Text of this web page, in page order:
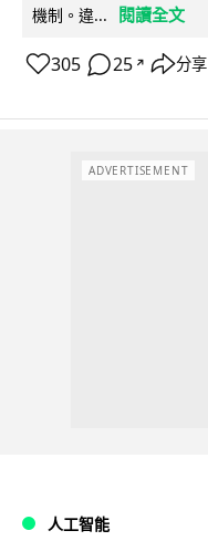
機制。違...
閱讀全文
305 25 ↗ 分享
ADVERTISEMENT
人工智能